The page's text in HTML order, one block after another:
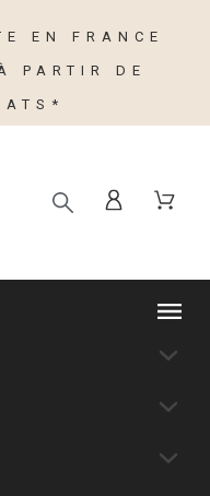
EN FRANCE
PARTIR DE